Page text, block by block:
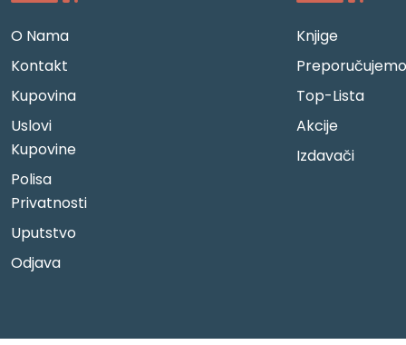
O Nama
Kontakt
Kupovina
Uslovi
Kupovine
Polisa
Privatnosti
Uputstvo
Odjava
Knjige
Preporučujemo
Top-Lista
Akcije
Izdavači